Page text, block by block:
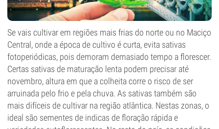
Se vais cultivar em regiões mais frias do norte ou no Maciço
Central, onde a época de cultivo é curta, evita sativas
fotoperiódicas, pois demoram demasiado tempo a florescer.
Certas sativas de maturação lenta podem precisar até
novembro, altura em que a colheita corre o risco de ser
arruinada pelo frio e pela chuva. As sativas também são
mais difíceis de cultivar na região atlântica. Nestas zonas, o
ideal são sementes de indicas de floração rápida e